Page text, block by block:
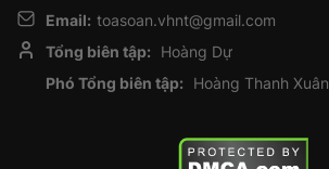
Email: toasoan.vhnt@gmail.com
Tổng biên tập:
Hoàng Dự
Phó Tổng biên tập:
Hoàng Thanh Xuân